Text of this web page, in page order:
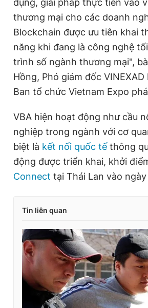
dụng, giải pháp thực tiễn vào
thương mại cho các doanh
Blockchain được ưu tiên khai
năng khi đang là công nghệ
trình số ngành thương mại",
Hồng, Phó giám đốc
Ban tổ chức Vietnam Expo
VBA hiện hoạt động như cầu
nghiệp trong ngành với cơ
biệt là kết nối quốc tếthông
động được triển khai, khởi
Connect tại Thái Lan vào
Tin liên quan